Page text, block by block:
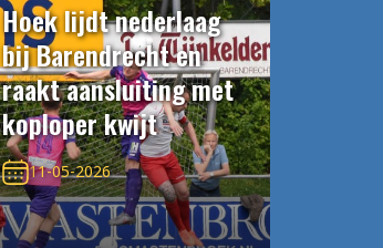
Hoek lijdt nederlaag
bij Barendrecht en
raakt aansluiting met
koploper kwijt
11-05-2026